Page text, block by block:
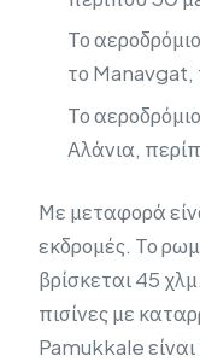
Το
το
Το
Αλάνια,
Με μεταφορά
εκδρομές. Το
βρίσκεται 45
πισίνες με
Pamukkale